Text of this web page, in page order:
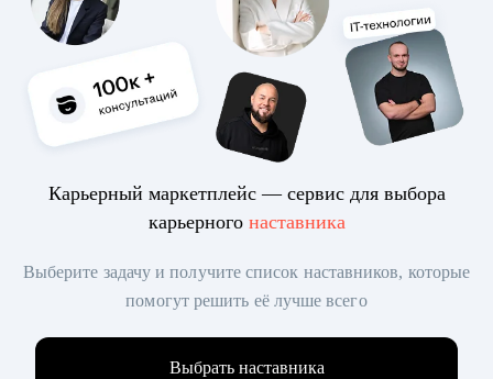
Карьерный маркетплейс — сервис для выбора
карьерного наставника
Выберите задачу и получите список наставников, которые
помогут решить её лучше всего
Выбрать наставника